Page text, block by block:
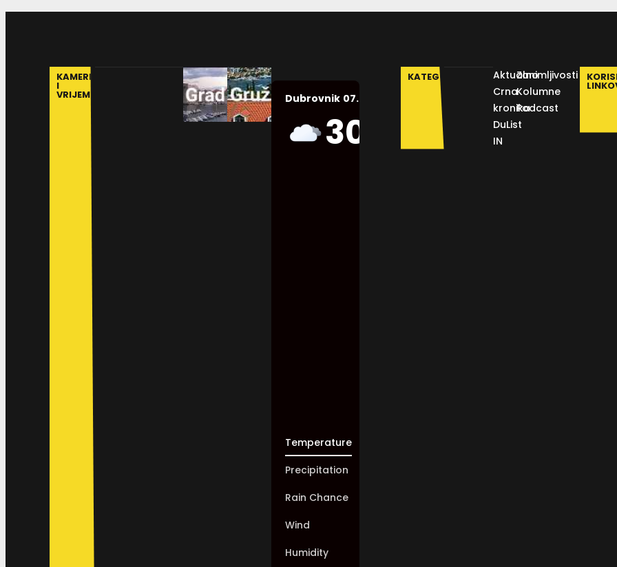
KAMERE
I
VRIJEME Dubrovnik 07.08.2026.
30
Humidity:
Temperature
Precipitation
Rain Chance
Wind
Humidity
KATEGORIJE
Aktualno
Crna
kronika
DuList
IN
Zanimljivosti
Kolumne
Podcast